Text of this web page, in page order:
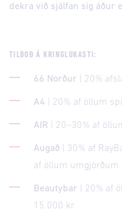
dekra við sjálfan sig áður
TILBOÐ Á KRINGLUKASTI:
66 Norður | 20%
A4 | 20% af öllum
AIR | 20–30% af
Augað | 30% af
af öllum umgjörðum.
Beautybar | 20% af
15.000 kr.